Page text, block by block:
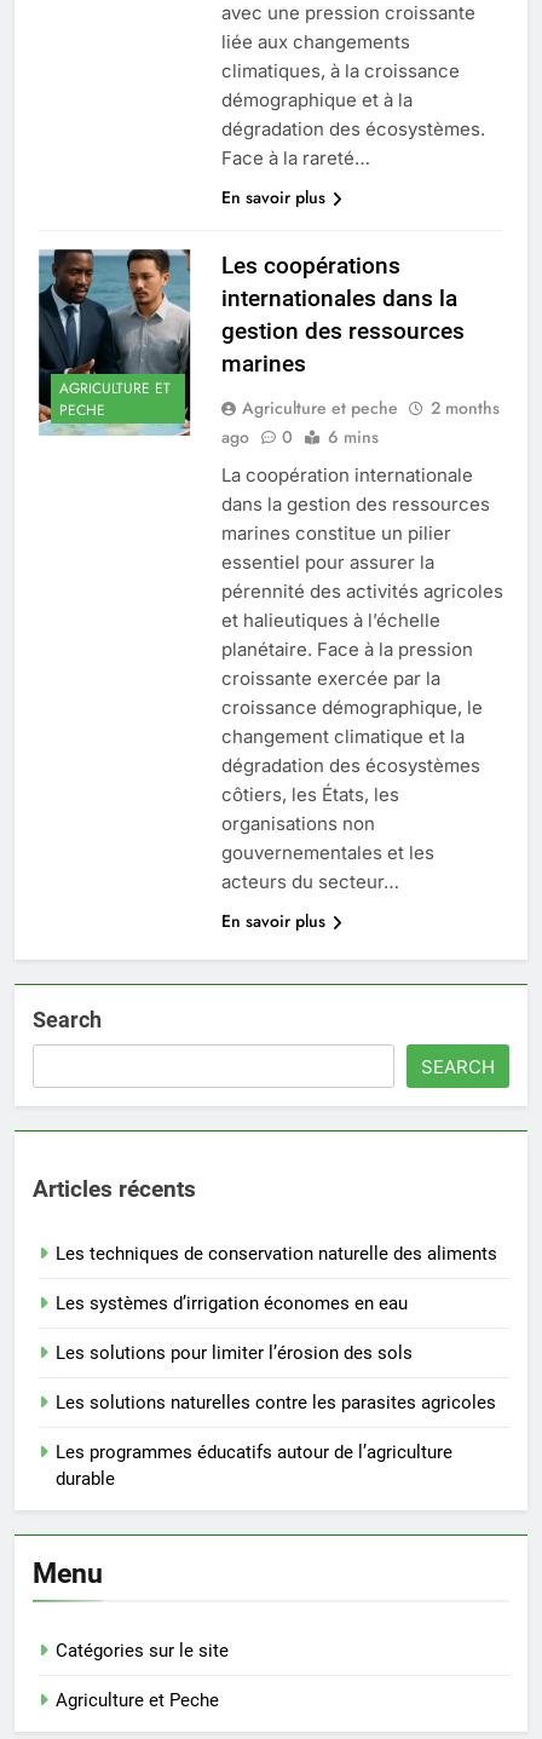
avec une pression croissante
liée aux changements
climatiques, à la croissance
démographique et à la
dégradation des écosystèmes.
Face à la rareté…
En savoir plus
AGRICULTURE ET
PECHE
Les coopérations
internationales dans la
gestion des ressources
marines
Agriculture et peche
2 months
ago
0 6 mins
La coopération internationale
dans la gestion des ressources
marines constitue un pilier
essentiel pour assurer la
pérennité des activités agricoles
et halieutiques à l’échelle
planétaire. Face à la pression
croissante exercée par la
croissance démographique, le
changement climatique et la
dégradation des écosystèmes
côtiers, les États, les
organisations non
gouvernementales et les
acteurs du secteur…
En savoir plus
Search
SEARCH
Articles récents
Les techniques de conservation naturelle des aliments
Les systèmes d’irrigation économes en eau
Les solutions pour limiter l’érosion des sols
Les solutions naturelles contre les parasites agricoles
Les programmes éducatifs autour de l’agriculture
durable
Menu
Catégories sur le site
Agriculture et Peche